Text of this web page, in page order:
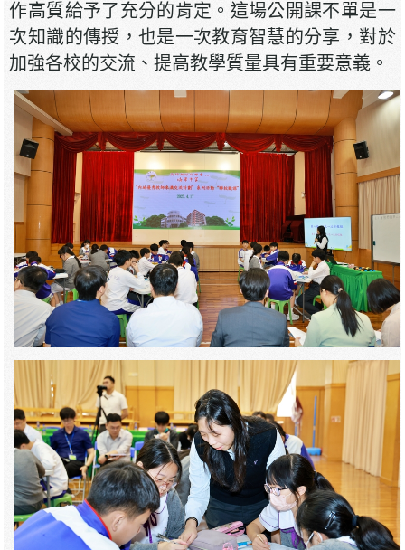
作高質給予了充分的肯定。這場公開課不單是一
次知識的傳授，也是一次教育智慧的分享，對於
加強各校的交流、提高教學質量具有重要意義。